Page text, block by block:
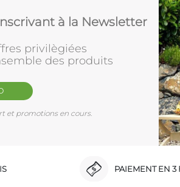
à la Newsletter
privilègiées
des produits
et promotions en cours.
PAIEMENT EN 3